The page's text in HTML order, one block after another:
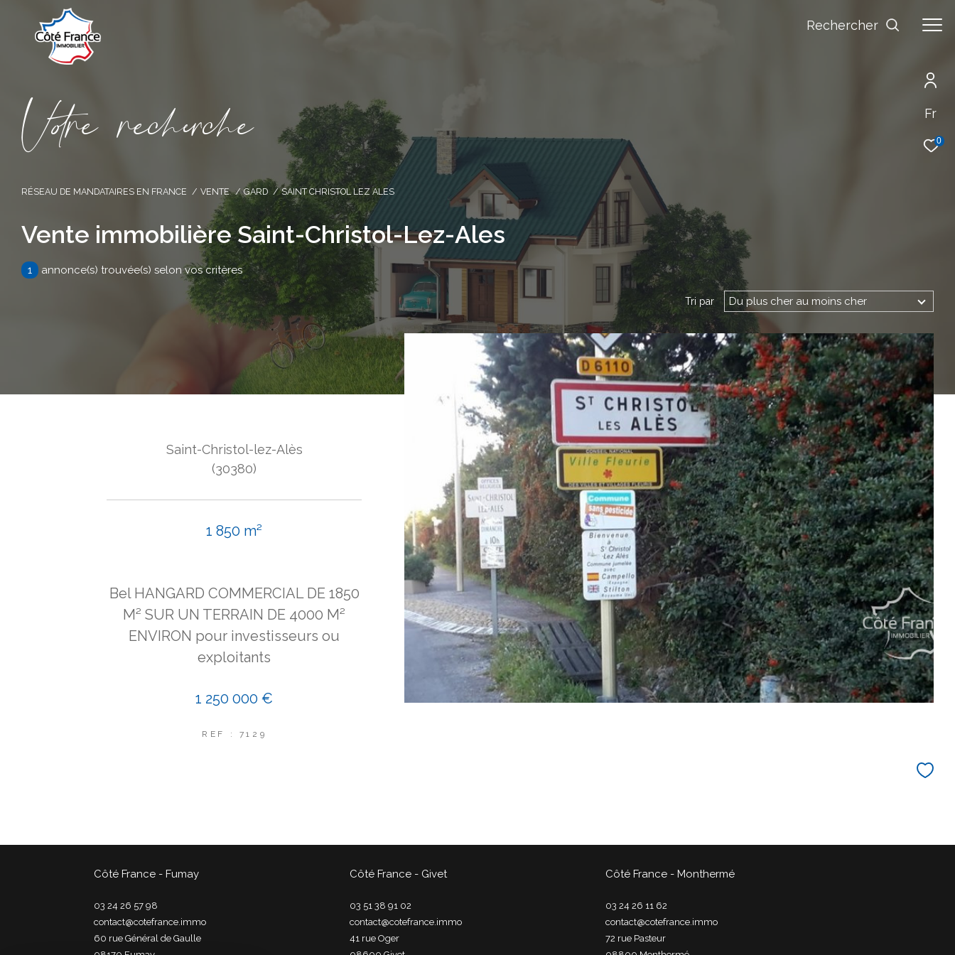
Fr
0
Rechercher
Vore recece
RÉSEAU DE MANDATAIRES EN FRANCE VENTE GARD SAINT CHRISTOL LEZ ALES
Vente immobilière Saint-Christol-Lez-Ales
1 annonce(s) trouvée(s) selon vos critères
Tri par Du plus cher au moins cher
Saint-Christol-lez-Alès
(30380)
1 850 m²
Bel HANGARD COMMERCIAL DE 1850
M² SUR UN TERRAIN DE 4000 M²
ENVIRON pour investisseurs ou
exploitants
1 250 000 €
REF : 7129
Côté France - Fumay
03 24 26 57 98
contact@cotefrance.immo
60 rue Général de Gaulle
Côté France - Givet
03 51 38 91 02
contact@cotefrance.immo
41 rue Oger
Côté France - Monthermé
03 24 26 11 62
contact@cotefrance.immo
72 rue Pasteur